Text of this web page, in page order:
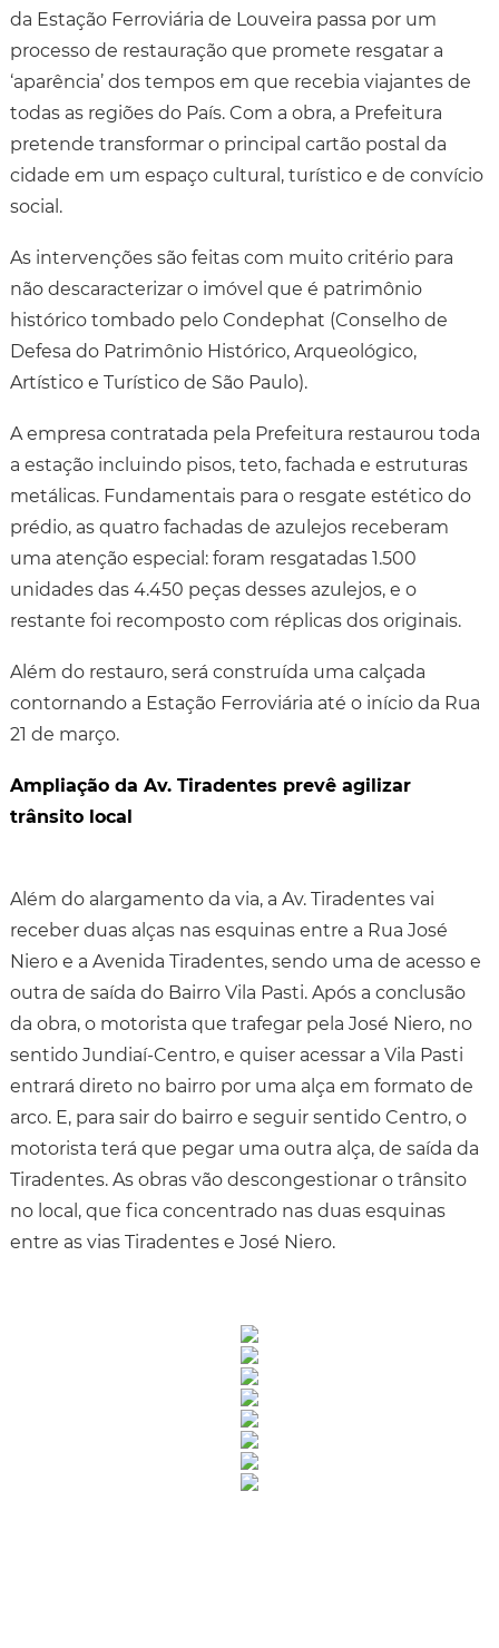
da Estação Ferroviária de Louveira passa por um
processo de restauração que promete resgatar a
‘aparência’ dos tempos em que recebia viajantes de
todas as regiões do País. Com a obra, a Prefeitura
pretende transformar o principal cartão postal da
cidade em um espaço cultural, turístico e de convício
social.
As intervenções são feitas com muito critério para
não descaracterizar o imóvel que é patrimônio
histórico tombado pelo Condephat (Conselho de
Defesa do Patrimônio Histórico, Arqueológico,
Artístico e Turístico de São Paulo).
A empresa contratada pela Prefeitura restaurou toda
a estação incluindo pisos, teto, fachada e estruturas
metálicas. Fundamentais para o resgate estético do
prédio, as quatro fachadas de azulejos receberam
uma atenção especial: foram resgatadas 1.500
unidades das 4.450 peças desses azulejos, e o
restante foi recomposto com réplicas dos originais.
Além do restauro, será construída uma calçada
contornando a Estação Ferroviária até o início da Rua
21 de março.
Ampliação da Av. Tiradentes prevê agilizar
trânsito local
Além do alargamento da via, a Av. Tiradentes vai
receber duas alças nas esquinas entre a Rua José
Niero e a Avenida Tiradentes, sendo uma de acesso e
outra de saída do Bairro Vila Pasti. Após a conclusão
da obra, o motorista que trafegar pela José Niero, no
sentido Jundiaí-Centro, e quiser acessar a Vila Pasti
entrará direto no bairro por uma alça em formato de
arco. E, para sair do bairro e seguir sentido Centro, o
motorista terá que pegar uma outra alça, de saída da
Tiradentes. As obras vão descongestionar o trânsito
no local, que fica concentrado nas duas esquinas
entre as vias Tiradentes e José Niero.